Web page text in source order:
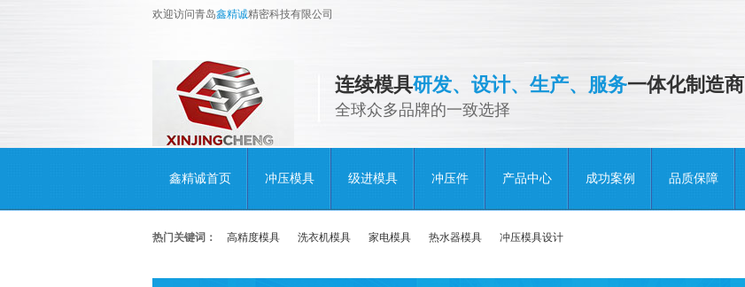
欢迎访问青岛鑫精诚精密科技有限公司
连续模具研发、设计、生产、服务一体化制造商
全球众多品牌的一致选择
鑫精诚首页 冲压模具 级进模具 冲压件 产品中心 成功案例 品质保障
热门关键词： 高精度模具 洗衣机模具 家电模具 热水器模具 冲压模具设计